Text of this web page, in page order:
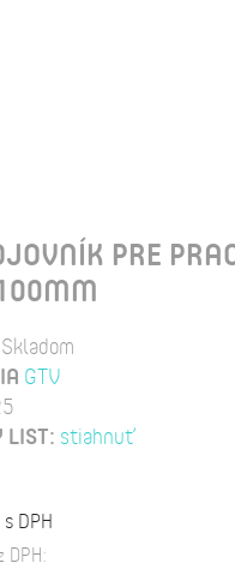
PRE
Skladom
GTV
LIST: stiahnuť
s DPH
DPH: